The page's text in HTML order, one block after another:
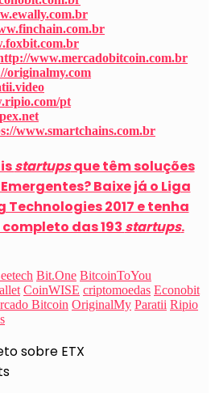
www.mercadobitcoin.com.br
originalmy.com
pt
www.smartchains.com.br
startupsque têm soluções
Baixe já o Liga
Technologies 2017 e tenha
das 193 startups.
Bit.One BitcoinToYou
CoinWISE criptomoedas Econobit
Bitcoin OriginalMy Paratii Ripio
sobre ETX